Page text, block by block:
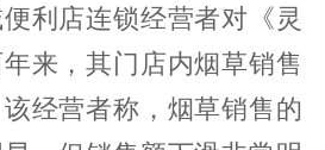
利店连锁经营者对《灵
来，其门店内烟草销售
经营者称，烟草销售的